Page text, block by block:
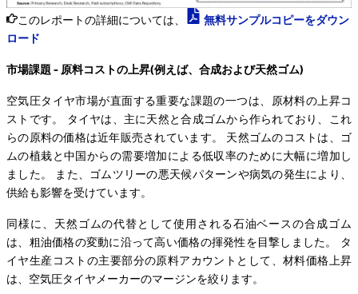
このレポートの詳細については、
無料サンプルコピーをダウン
ロード
市場課題 - 原料コストの上昇(例えば、合成および天然ゴム)
空気圧タイヤ市場が直面する重要な課題の一つは、原材料の上昇コ
ストです。 タイヤは、主に天然と合成ゴムから作られており、これ
らの原料の価格は近年販売されています。 天然ゴムのコストは、ゴ
ムの植栽と中国からの需要増加による低収率のために大幅に増加し
ました。 また、ゴムツリーの悪天候パターンや病気の発生により、
供給も影響を受けています。
同様に、天然ゴムの代替として使用される石油ベースの合成ゴム
は、粗油価格の変動に沿って高い価格の揮発性を目撃しました。 タ
イヤ生産コストの主要部分の原料アカウントとして、材料価格上昇
は、空気圧タイヤメーカーのマージンを絞ります。